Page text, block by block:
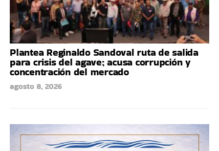
Plantea Reginaldo Sandoval ruta de salida
para crisis del agave; acusa corrupción y
concentración del mercado
agosto 8, 2026